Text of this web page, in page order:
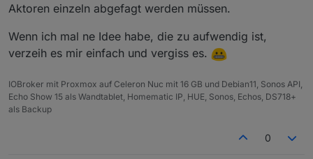
Aktoren einzeln abgefagt werden müssen.
Wenn ich mal ne Idee habe, die zu aufwendig ist,
verzeih es mir einfach und vergiss es.
IOBroker mit Proxmox auf Celeron Nuc mit 16 GB und Debian11, Sonos API,
Echo Show 15 als Wandtablet, Homematic IP, HUE, Sonos, Echos, DS718+
als Backup
0